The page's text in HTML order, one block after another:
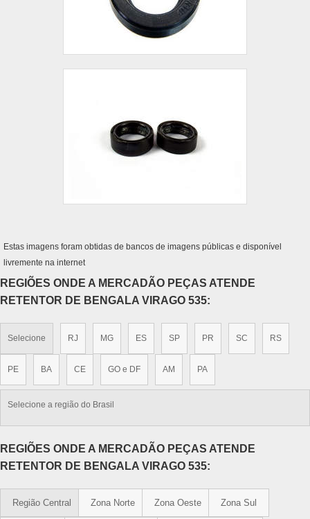
Estas imagens foram obtidas de bancos de imagens públicas e disponível
livremente na internet
REGIÕES ONDE A MERCADÃO PEÇAS ATENDE
RETENTOR DE BENGALA VIRAGO 535:
Selecione RJ MG ES SP PR SC RS
PE BA CE GO e DF AM PA
Selecione a região do Brasil
REGIÕES ONDE A MERCADÃO PEÇAS ATENDE
RETENTOR DE BENGALA VIRAGO 535:
Região Central Zona Norte Zona Oeste Zona Sul